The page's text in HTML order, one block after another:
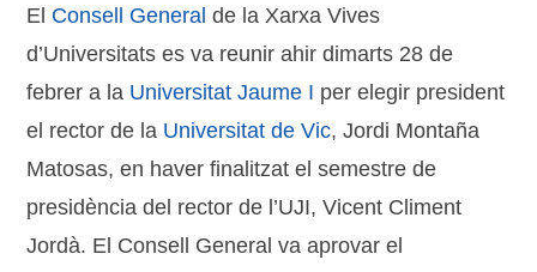
El Consell General de la Xarxa Vives
d’Universitats es va reunir ahir dimarts 28 de
febrer a la Universitat Jaume I per elegir president
el rector de la Universitat de Vic, Jordi Montaña
Matosas, en haver finalitzat el semestre de
presidència del rector de l’UJI, Vicent Climent
Jordà. El Consell General va aprovar el